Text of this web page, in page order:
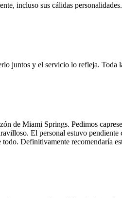
incluso sus cálidas
juntos y el servicio lo refleja. Toda
de Miami Springs. Pedimos
El personal estuvo pendiente
Definitivamente recomendaría